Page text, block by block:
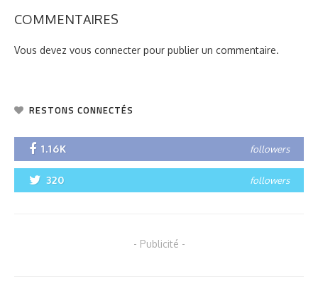
COMMENTAIRES
Vous devez vous connecter pour publier un commentaire.
RESTONS CONNECTÉS
1.16K followers
320 followers
- Publicité -